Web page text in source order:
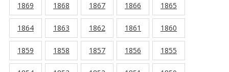
1869 1868 1867 1866 1865
1864 1863 1862 1861 1860
1859 1858 1857 1856 1855